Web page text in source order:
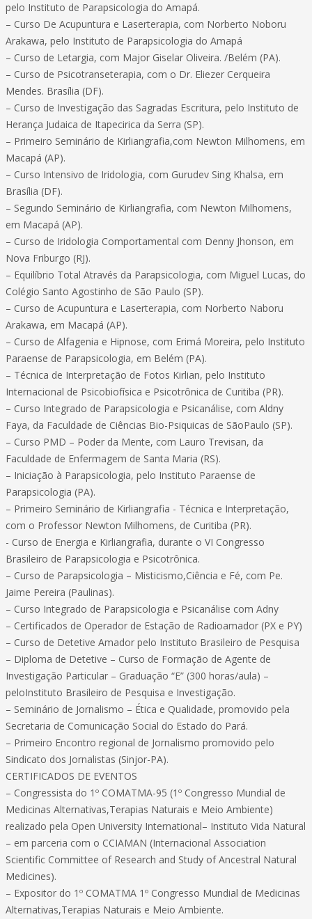
pelo Instituto de Parapsicologia do Amapá.
– Curso De Acupuntura e Laserterapia, com Norberto Noboru
Arakawa, pelo Instituto de Parapsicologia do Amapá
– Curso de Letargia, com Major Giselar Oliveira. /Belém (PA).
– Curso de Psicotranseterapia, com o Dr. Eliezer Cerqueira
Mendes. Brasília (DF).
– Curso de Investigação das Sagradas Escritura, pelo Instituto de
Herança Judaica de Itapecirica da Serra (SP).
– Primeiro Seminário de Kirliangrafia,com Newton Milhomens, em
Macapá (AP).
– Curso Intensivo de Iridologia, com Gurudev Sing Khalsa, em
Brasília (DF).
– Segundo Seminário de Kirliangrafia, com Newton Milhomens,
em Macapá (AP).
– Curso de Iridologia Comportamental com Denny Jhonson, em
Nova Friburgo (RJ).
– Equilíbrio Total Através da Parapsicologia, com Miguel Lucas, do
Colégio Santo Agostinho de São Paulo (SP).
– Curso de Acupuntura e Laserterapia, com Norberto Naboru
Arakawa, em Macapá (AP).
– Curso de Alfagenia e Hipnose, com Erimá Moreira, pelo Instituto
Paraense de Parapsicologia, em Belém (PA).
– Técnica de Interpretação de Fotos Kirlian, pelo Instituto
Internacional de Psicobiofísica e Psicotrônica de Curitiba (PR).
– Curso Integrado de Parapsicologia e Psicanálise, com Aldny
Faya, da Faculdade de Ciências Bio-Psiquicas de SãoPaulo (SP).
– Curso PMD – Poder da Mente, com Lauro Trevisan, da
Faculdade de Enfermagem de Santa Maria (RS).
– Iniciação à Parapsicologia, pelo Instituto Paraense de
Parapsicologia (PA).
– Primeiro Seminário de Kirliangrafia - Técnica e Interpretação,
com o Professor Newton Milhomens, de Curitiba (PR).
- Curso de Energia e Kirliangrafia, durante o VI Congresso
Brasileiro de Parapsicologia e Psicotrônica.
– Curso de Parapsicologia – Misticismo,Ciência e Fé, com Pe.
Jaime Pereira (Paulinas).
– Curso Integrado de Parapsicologia e Psicanálise com Adny
– Certificados de Operador de Estação de Radioamador (PX e PY)
– Curso de Detetive Amador pelo Instituto Brasileiro de Pesquisa
– Diploma de Detetive – Curso de Formação de Agente de
Investigação Particular – Graduação “E” (300 horas/aula) –
peloInstituto Brasileiro de Pesquisa e Investigação.
– Seminário de Jornalismo – Ética e Qualidade, promovido pela
Secretaria de Comunicação Social do Estado do Pará.
– Primeiro Encontro regional de Jornalismo promovido pelo
Sindicato dos Jornalistas (Sinjor-PA).
CERTIFICADOS DE EVENTOS
– Congressista do 1º COMATMA-95 (1º Congresso Mundial de
Medicinas Alternativas,Terapias Naturais e Meio Ambiente)
realizado pela Open University International– Instituto Vida Natural
– em parceria com o CCIAMAN (Internacional Association
Scientific Committee of Research and Study of Ancestral Natural
Medicines).
– Expositor do 1º COMATMA 1º Congresso Mundial de Medicinas
Alternativas,Terapias Naturais e Meio Ambiente.